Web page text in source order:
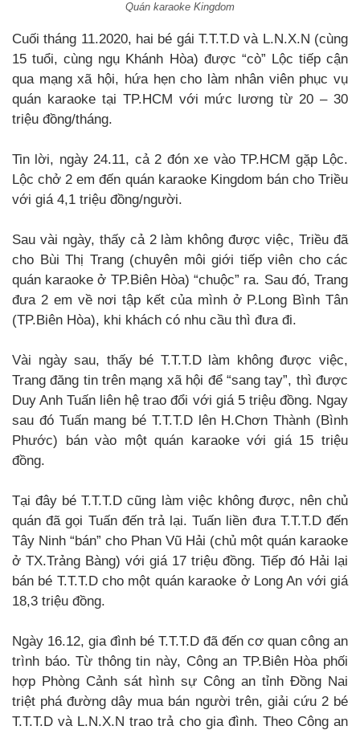
Quán karaoke Kingdom
Cuối tháng 11.2020, hai bé gái T.T.T.D và L.N.X.N (cùng
15 tuổi, cùng ngụ Khánh Hòa) được “cò” Lộc tiếp cận
qua mạng xã hội, hứa hẹn cho làm nhân viên phục vụ
quán karaoke tại TP.HCM với mức lương từ 20 – 30
triệu đồng/tháng.
Tin lời, ngày 24.11, cả 2 đón xe vào TP.HCM gặp Lộc.
Lộc chở 2 em đến quán karaoke Kingdom bán cho Triều
với giá 4,1 triệu đồng/người.
Sau vài ngày, thấy cả 2 làm không được việc, Triều đã
cho Bùi Thị Trang (chuyên môi giới tiếp viên cho các
quán karaoke ở TP.Biên Hòa) “chuộc” ra. Sau đó, Trang
đưa 2 em về nơi tập kết của mình ở P.Long Bình Tân
(TP.Biên Hòa), khi khách có nhu cầu thì đưa đi.
Vài ngày sau, thấy bé T.T.T.D làm không được việc,
Trang đăng tin trên mạng xã hội để “sang tay”, thì được
Duy Anh Tuấn liên hệ trao đổi với giá 5 triệu đồng. Ngay
sau đó Tuấn mang bé T.T.T.D lên H.Chơn Thành (Bình
Phước) bán vào một quán karaoke với giá 15 triệu
đồng.
Tại đây bé T.T.T.D cũng làm việc không được, nên chủ
quán đã gọi Tuấn đến trả lại. Tuấn liền đưa T.T.T.D đến
Tây Ninh “bán” cho Phan Vũ Hải (chủ một quán karaoke
ở TX.Trảng Bàng) với giá 17 triệu đồng. Tiếp đó Hải lại
bán bé T.T.T.D cho một quán karaoke ở Long An với giá
18,3 triệu đồng.
Ngày 16.12, gia đình bé T.T.T.D đã đến cơ quan công an
trình báo. Từ thông tin này, Công an TP.Biên Hòa phối
hợp Phòng Cảnh sát hình sự Công an tỉnh Đồng Nai
triệt phá đường dây mua bán người trên, giải cứu 2 bé
T.T.T.D và L.N.X.N trao trả cho gia đình. Theo Công an